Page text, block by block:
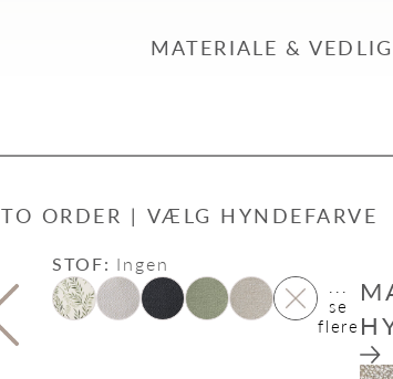
MATERIALE &
ORDER | VÆLG HYNDEFARVE
STOF: Ingen
se
flere